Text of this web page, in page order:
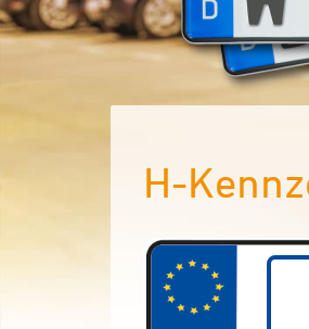
H-